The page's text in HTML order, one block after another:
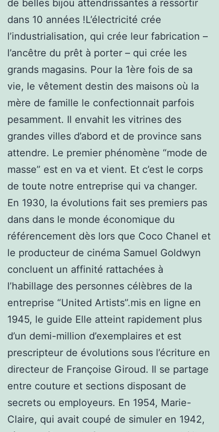
de belles bijou attendrissantes à ressortir
dans 10 années !L’électricité crée
l’industrialisation, qui crée leur fabrication –
l’ancêtre du prêt à porter – qui crée les
grands magasins. Pour la 1ère fois de sa
vie, le vêtement destin des maisons où la
mère de famille le confectionnait parfois
pesamment. Il envahit les vitrines des
grandes villes d’abord et de province sans
attendre. Le premier phénomène “mode de
masse” est en va et vient. Et c’est le corps
de toute notre entreprise qui va changer.
En 1930, la évolutions fait ses premiers pas
dans dans le monde économique du
référencement dès lors que Coco Chanel et
le producteur de cinéma Samuel Goldwyn
concluent un affinité rattachées à
l’habillage des personnes célèbres de la
entreprise “United Artists”.mis en ligne en
1945, le guide Elle atteint rapidement plus
d’un demi-million d’exemplaires et est
prescripteur de évolutions sous l’écriture en
directeur de Françoise Giroud. Il se partage
entre couture et sections disposant de
secrets ou employeurs. En 1954, Marie-
Claire, qui avait coupé de simuler en 1942,